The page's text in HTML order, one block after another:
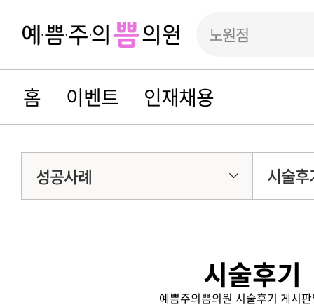
노원점
홈 이벤트 인재채용
성공사례 시술후
시술후기
예쁨주의쁨의원 시술후기 게시